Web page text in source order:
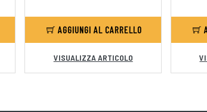
AGGIUNGI AL CARRELLO
VISUALIZZA ARTICOLO